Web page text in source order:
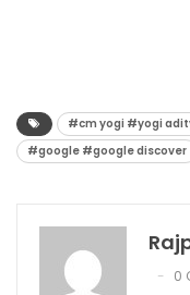
#cm yogi #yogi
#google #google discover
0